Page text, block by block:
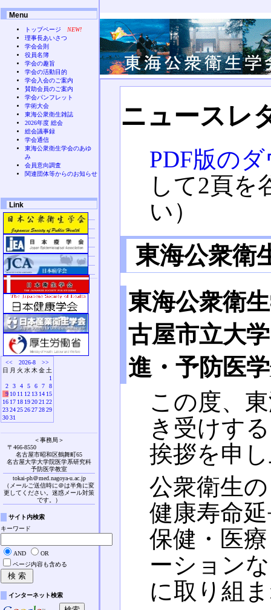
ニュースレ
PDF版の
して2頁を
い）
東海公衆衛
東海公衆衛
古屋市立大
進・予防医
この度、
き受けす
挨拶を申
公衆衛生
健康寿命
保健・医
ーション
に取り組
Menu
トップページ
NEW!
理事長あいさつ
学会会則
役員名簿
学会の趣旨
学会の活動目的
学会入会のご案内
賛助会員のご案内
学会パンフレット
学術大会
東海公衆衛生雑誌
2026年度 総会
総会議事録
学会通信
東海公衆衛生学会のあゆ
み
会員意向調査
関連団体等からのお知らせ
Link
<< 2026-8
>>
日 月 火 水 木 金 土
1
2
3 4 5 6 7
8
9 10 11 12 13 14 15
16 17 18 19 20 21 22
23 24 25 26 27 28 29
30 31
＜事務局＞
〒466-8550
名古屋市昭和区鶴舞町65
名古屋大学大学院医学系研究科
予防医学教室
tokai-ph＠med.nagoya-u.ac.jp
（メールご送信時に＠は半角に変
更してください。迷惑メール対策
です。）
サイト内検索
キーワード
AND
OR
ページ内容も含める
インターネット検索